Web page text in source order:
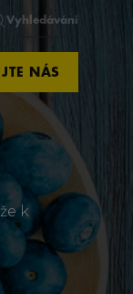
Vyhledávání
NÁS
k